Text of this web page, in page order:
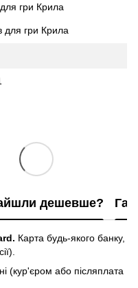
гри Крила
для гри Крила
дешевше?
Карта будь-якого банку,
(кур'єром або післяплата